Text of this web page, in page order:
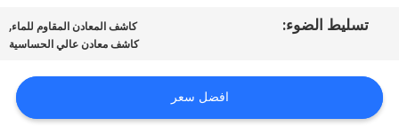
الموقع
تسليط الضوء: كاشف المعادن المقاوم للماء,
كاشف معادن عالي الحساسية
افضل سعر